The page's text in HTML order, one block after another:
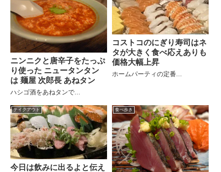
ニンニクと唐辛子をたっぷ
り使った ニュータンタン
は 麺屋 次郎長 あねタン
ハシゴ酒をあねタンで...
コストコのにぎり寿司はネ
タが大きく食べ応えありも
価格大幅上昇
ホームパーティの定番...
テイクアウト
今日は飲みに出るよと伝え
食べ歩き